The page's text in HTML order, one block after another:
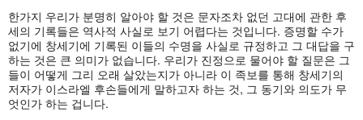
한가지 우리가 분명히 알아야 할 것은 문자조차 없던 고대에 관한 후
세의 기록들은 역사적 사실로 보기 어렵다는 것입니다. 증명할 수가
없기에 창세기에 기록된 이들의 수명을 사실로 규정하고 그 대답을 구
하는 것은 큰 의미가 없습니다. 우리가 진정으로 물어야 할 질문은 그
들이 어떻게 그리 오래 살았는지가 아니라 이 족보를 통해 창세기의
저자가 이스라엘 후손들에게 말하고자 하는 것, 그 동기와 의도가 무
엇인가 하는 겁니다.